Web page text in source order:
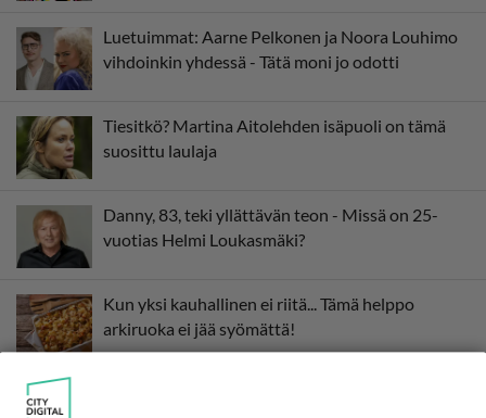
Luetuimmat: Aarne Pelkonen ja Noora Louhimo
vihdoinkin yhdessä - Tätä moni jo odotti
Tiesitkö? Martina Aitolehden isäpuoli on tämä
suosittu laulaja
Danny, 83, teki yllättävän teon - Missä on 25-
vuotias Helmi Loukasmäki?
Kun yksi kauhallinen ei riitä... Tämä helppo
arkiruoka ei jää syömättä!